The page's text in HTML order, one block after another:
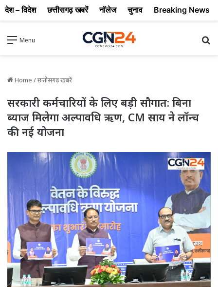
Menu
Home /छत्तीसगढ़ खबरें
सरकारी कर्मचारियों के लिए बड़ी सौगात: बिना
ब्याज मिलेगा अल्पावधि ऋण, CM साय ने लॉन्च
की नई योजना
देश – विदेश छत्तीसगढ़ खबरें नॉलेज चुनाव Breaking News